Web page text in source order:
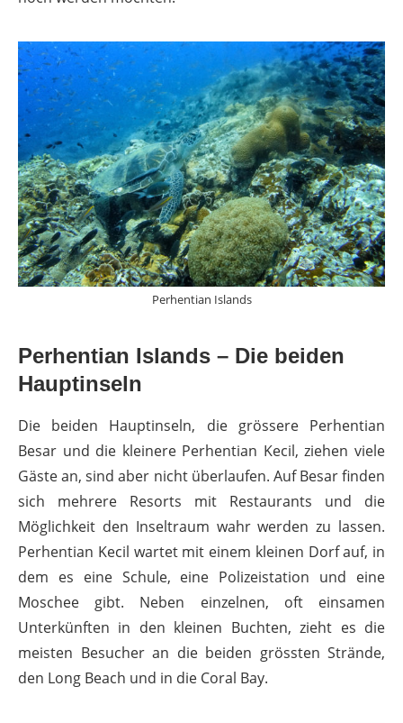
Perhentian Islands
Perhentian Islands – Die beiden
Hauptinseln
Die beiden Hauptinseln, die grössere Perhentian
Besar und die kleinere Perhentian Kecil, ziehen viele
Gäste an, sind aber nicht überlaufen. Auf Besar finden
sich mehrere Resorts mit Restaurants und die
Möglichkeit den Inseltraum wahr werden zu lassen.
Perhentian Kecil wartet mit einem kleinen Dorf auf, in
dem es eine Schule, eine Polizeistation und eine
Moschee gibt. Neben einzelnen, oft einsamen
Unterkünften in den kleinen Buchten, zieht es die
meisten Besucher an die beiden grössten Strände,
den Long Beach und in die Coral Bay.